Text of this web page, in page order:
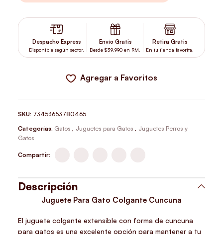
Despacho Express
Disponible según sector.
Envío Gratis
Desde $39.990 en RM.
Retira Gratis
En tu tienda favorita.
Agregar a Favoritos
SKU: 73453653780465
Categorías: Gatos Juguetes para Gatos
Juguetes Perros y
Gatos
Compartir:
Descripción
Juguete Para Gato Colgante Cuncuna
El juguete colgante extensible con forma de cuncuna
para gatos es una excelente opción para mantener a tu